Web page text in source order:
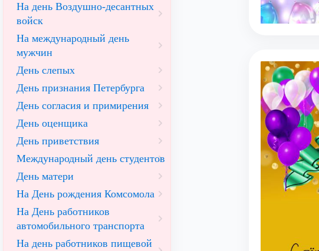
На день Воздушно-десантных
войск
На международный день
мужчин
День слепых
День признания Петербурга
День согласия и примирения
День оценщика
День приветствия
Международный день студентов
День матери
На День рождения Комсомола
На День работников
автомобильного транспорта
На день работников пищевой